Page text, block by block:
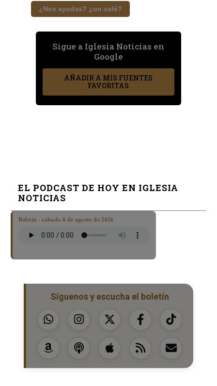
¿Nos ayudas? ¿un café?
Sigue a Iglesia Noticias en
Google
AÑADIR A MIS FUENTES
FAVORITAS
EL PODCAST DE HOY EN IGLESIA
NOTICIAS
Boletín · sábado 8 de agosto de 2026
Síguenos y escucha el boletín